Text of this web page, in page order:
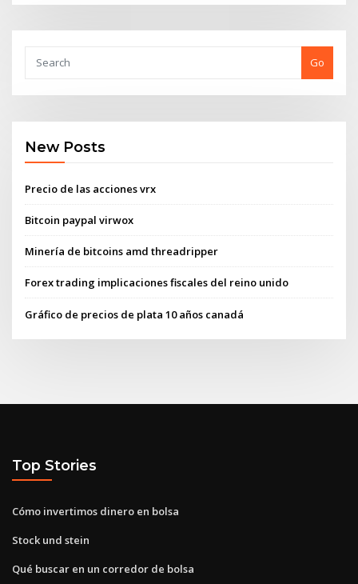
Go
New Posts
Precio de las acciones vrx
Bitcoin paypal virwox
Minería de bitcoins amd threadripper
Forex trading implicaciones fiscales del reino unido
Gráfico de precios de plata 10 años canadá
Top Stories
Cómo invertimos dinero en bolsa
Stock und stein
Qué buscar en un corredor de bolsa